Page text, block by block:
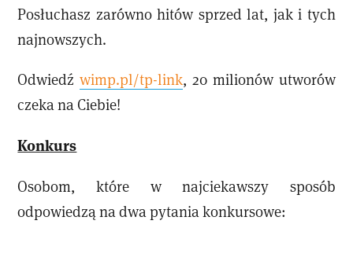
Posłuchasz zarówno hitów sprzed lat, jak i tych
najnowszych.
Odwiedźwimp.pl/tp-link, 20 milionów utworów
czeka na Ciebie!
Konkurs
Osobom, które w najciekawszy sposób
odpowiedzą na dwa pytania konkursowe: